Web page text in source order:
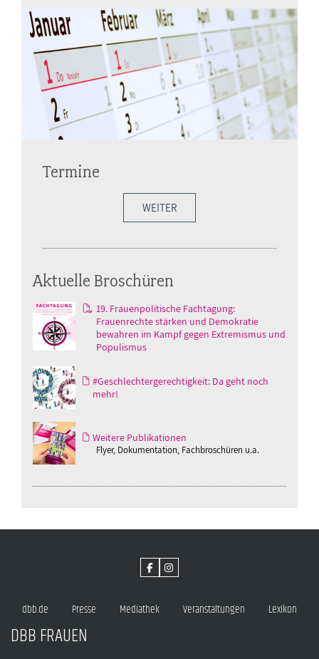
Termine
WEITER
Aktuelle Broschüren
19. Frauenpolitische Fachtagung:
Frauenrechte stärken und Demokratie
bewahren im Kampf gegen Extremismus und
Populismus
#Geschlechtergerechtigkeit: Da geht noch
mehr!
Weitere Publikationen
Flyer, Dokumentation, Fachbroschüren u.a.
dbb.de Presse Mediathek Veranstaltungen Lexikon
DBB FRAUEN